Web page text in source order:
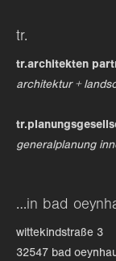
get in
376-293 city
san francisco,
+44 1234
drop us a
tr.
tr.architekten
architektur +
generalplanung
…in bad
wittekindstraße 3
32547 bad